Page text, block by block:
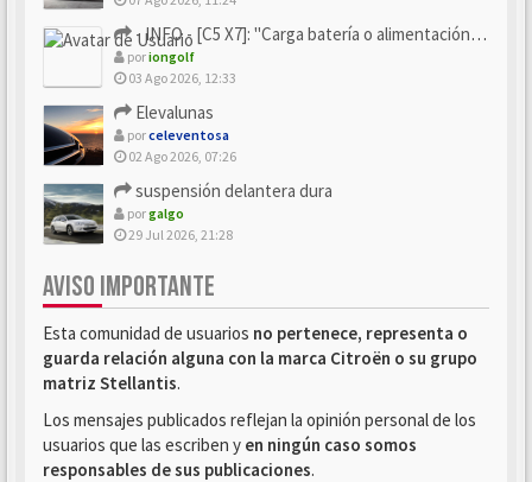
- INFO - [C5 X7]: "Carga batería o alimentación eléctri...
poriongolf
03 Ago 2026, 12:33
Elevalunas
porceleventosa
02 Ago 2026, 07:26
suspensión delantera dura
porgalgo
29 Jul 2026, 21:28
AVISO IMPORTANTE
Esta comunidad de usuarios no pertenece, representa o
guarda relación alguna con la marca Citroën o su grupo
matriz Stellantis.
Los mensajes publicados reflejan la opinión personal de los
usuarios que las escriben y en ningún caso somos
responsables de sus publicaciones.